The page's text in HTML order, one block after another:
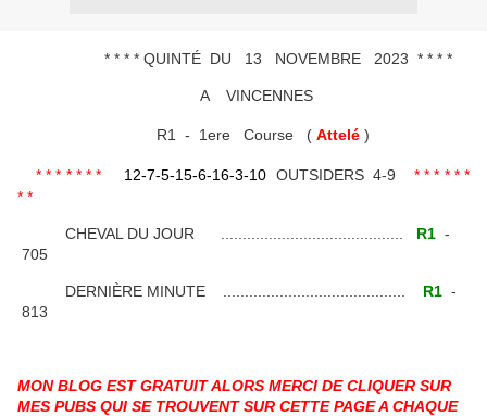
* * * * QUINTÉ DU 13 NOVEMBRE 2023 * * * *
A VINCENNES
R1 - 1ere Course ( Attelé )
* * * * * * * 12-7-5-15-6-16-3-10 OUTSIDERS 4-9
* * * * * *
* *
CHEVAL DU JOUR .......................................... R1 -
705
DERNIÈRE MINUTE .......................................... R1 -
813
MON BLOG EST GRATUIT ALORS MERCI DE CLIQUER SUR
MES PUBS QUI SE TROUVENT SUR CETTE PAGE A CHAQUE